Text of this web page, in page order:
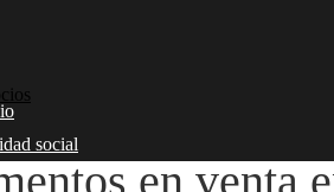
social
en venta